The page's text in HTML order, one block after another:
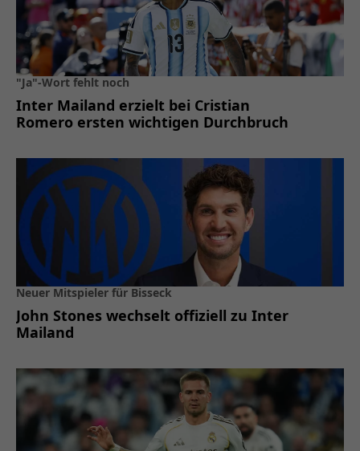
"Ja"-Wort fehlt noch
Inter Mailand erzielt bei Cristian
Romero ersten wichtigen Durchbruch
Neuer Mitspieler für Bisseck
John Stones wechselt offiziell zu Inter
Mailand